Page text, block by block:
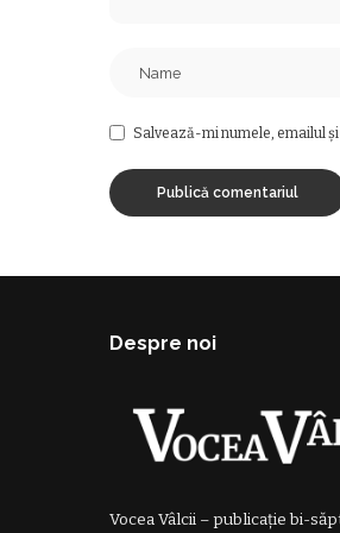
Salvează-mi numele, emailul
Despre noi
Vocea Vâlcii – publicație bi-